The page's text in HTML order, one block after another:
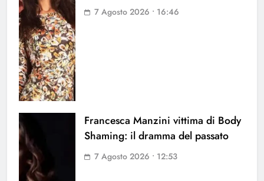
7 Agosto 2026 • 16:46
Francesca Manzini vittima di Body
Shaming: il dramma del passato
7 Agosto 2026 • 12:53